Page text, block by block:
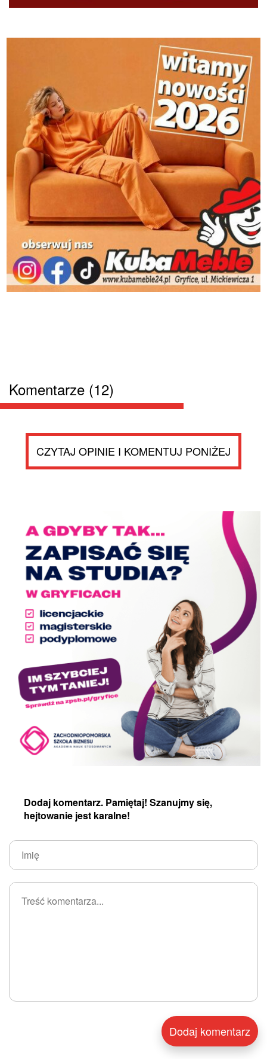
Komentarze (12)
CZYTAJ OPINIE I KOMENTUJ PONIŻEJ
Dodaj komentarz. Pamiętaj! Szanujmy się,
hejtowanie jest karalne!